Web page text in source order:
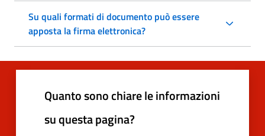
Su quali formati di documento può essere
apposta la firma elettronica?
Quanto sono chiare le informazioni
su questa pagina?